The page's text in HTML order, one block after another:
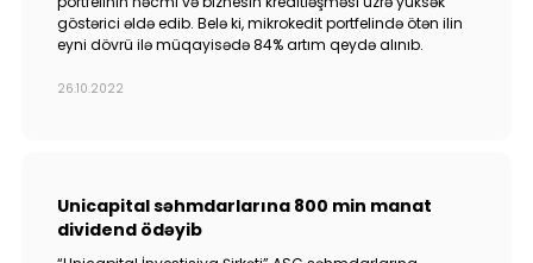
göstərici əldə edib. Belə ki, mikrokedit portfelində ötən ilin
eyni dövrü ilə müqayisədə 84% artım qeydə alınıb.
26.10.2022
Unicapital səhmdarlarına 800 min manat
dividend ödəyib